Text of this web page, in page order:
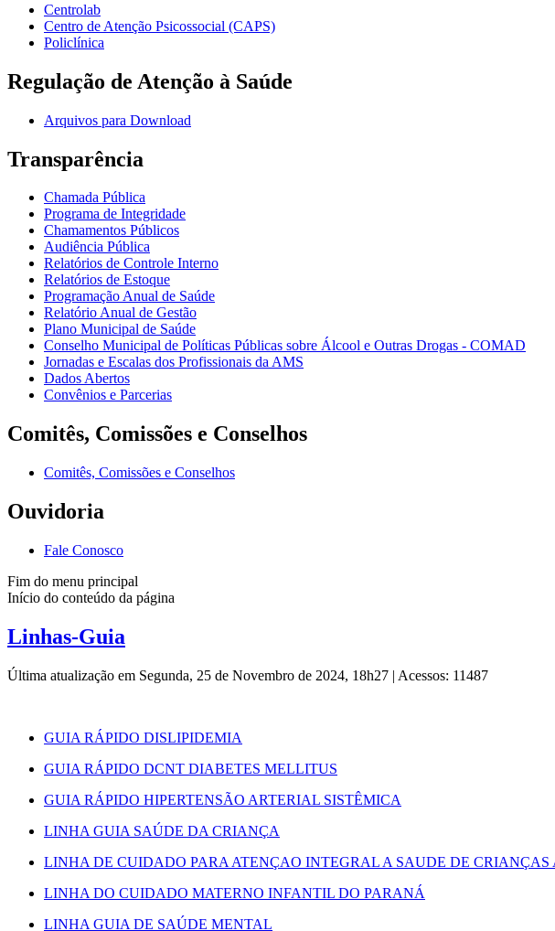
Centrolab
Centro de Atenção Psicossocial (CAPS)
Policlínica
Regulação de Atenção à Saúde
Arquivos para Download
Transparência
Chamada Pública
Programa de Integridade
Chamamentos Públicos
Audiência Pública
Relatórios de Controle Interno
Relatórios de Estoque
Programação Anual de Saúde
Relatório Anual de Gestão
Plano Municipal de Saúde
Conselho Municipal de Políticas Públicas sobre Álcool e Outras Drogas - COMAD
Jornadas e Escalas dos Profissionais da AMS
Dados Abertos
Convênios e Parcerias
Comitês, Comissões e Conselhos
Comitês, Comissões e Conselhos
Ouvidoria
Fale Conosco
Fim do menu principal
Início do conteúdo da página
Linhas-Guia
Última atualização em Segunda, 25 de Novembro de 2024, 18h27 | Acessos: 11487
GUIA RÁPIDO DISLIPIDEMIA
GUIA RÁPIDO DCNT DIABETES MELLITUS
GUIA RÁPIDO HIPERTENSÃO ARTERIAL SISTÊMICA
LINHA GUIA SAÚDE DA CRIANÇA
LINHA DE CUIDADO PARA ATENÇAO INTEGRAL A SAUDE DE
LINHA DO CUIDADO MATERNO INFANTIL DO PARANÁ
LINHA GUIA DE SAÚDE MENTAL